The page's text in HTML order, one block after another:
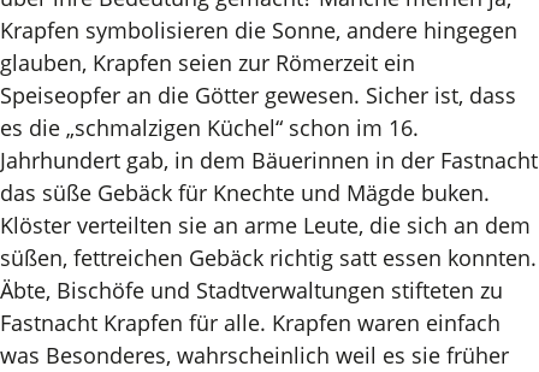
Krapfen symbolisieren die Sonne, andere hingegen
glauben, Krapfen seien zur Römerzeit ein
Speiseopfer an die Götter gewesen. Sicher ist, dass
es die „schmalzigen Küchel“ schon im 16.
Jahrhundert gab, in dem Bäuerinnen in der Fastnacht
das süße Gebäck für Knechte und Mägde buken.
Klöster verteilten sie an arme Leute, die sich an dem
süßen, fettreichen Gebäck richtig satt essen konnten.
Äbte, Bischöfe und Stadtverwaltungen stifteten zu
Fastnacht Krapfen für alle. Krapfen waren einfach
was Besonderes, wahrscheinlich weil es sie früher